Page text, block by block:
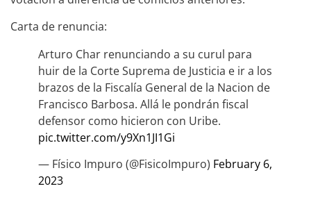
Carta de renuncia:
Arturo Char renunciando a su curul para
huir de la Corte Suprema de Justicia e ir a los
brazos de la Fiscalía General de la Nacion de
Francisco Barbosa. Allá le pondrán fiscal
defensor como hicieron con Uribe.
pic.twitter.com/y9Xn1JI1Gi
— Físico Impuro (@FisicoImpuro) February 6,
2023